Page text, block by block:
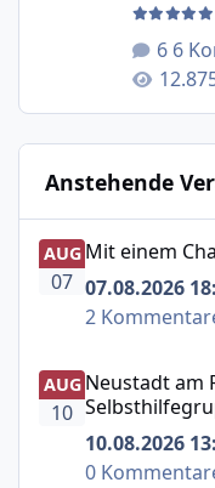
6
Anstehende
Mit einem Chat ins
AUG
07
Mit einem
07.08.2026
2
Neustadt am
AUG
10
Neustadt am
10.08.2026
0